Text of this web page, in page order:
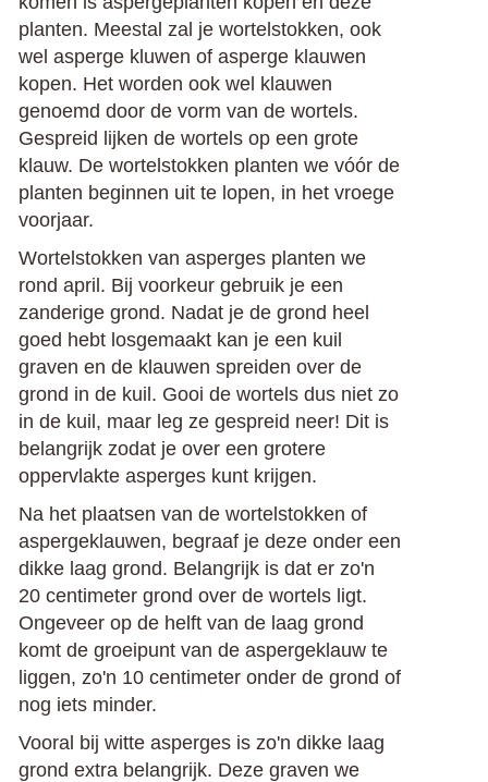
planten. Meestal zal je wortelstokken, ook
wel asperge kluwen of asperge klauwen
kopen. Het worden ook wel klauwen
genoemd door de vorm van de wortels.
Gespreid lijken de wortels op een grote
klauw. De wortelstokken planten we vóór de
planten beginnen uit te lopen, in het vroege
voorjaar.
Wortelstokken van asperges planten we
rond april. Bij voorkeur gebruik je een
zanderige grond. Nadat je de grond heel
goed hebt losgemaakt kan je een kuil
graven en de klauwen spreiden over de
grond in de kuil. Gooi de wortels dus niet zo
in de kuil, maar leg ze gespreid neer! Dit is
belangrijk zodat je over een grotere
oppervlakte asperges kunt krijgen.
Na het plaatsen van de wortelstokken of
aspergeklauwen, begraaf je deze onder een
dikke laag grond. Belangrijk is dat er zo'n
20 centimeter grond over de wortels ligt.
Ongeveer op de helft van de laag grond
komt de groeipunt van de aspergeklauw te
liggen, zo'n 10 centimeter onder de grond of
nog iets minder.
Vooral bij witte asperges is zo'n dikke laag
grond extra belangrijk. Deze graven we